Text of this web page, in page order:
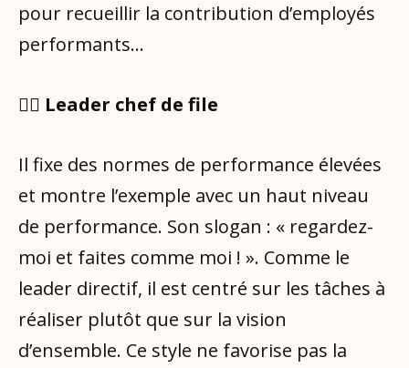
pour recueillir la contribution d’employés
performants…
🧑‍✈️ Leader chef de file
Il fixe des normes de performance élevées
et montre l’exemple avec un haut niveau
de performance. Son slogan : « regardez-
moi et faites comme moi ! ». Comme le
leader directif, il est centré sur les tâches à
réaliser plutôt que sur la vision
d’ensemble. Ce style ne favorise pas la